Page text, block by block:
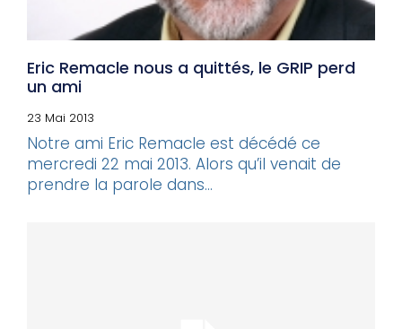
Eric Remacle nous a quittés, le GRIP perd
un ami
23 Mai 2013
Notre ami Eric Remacle est décédé ce
mercredi 22 mai 2013. Alors qu’il venait de
prendre la parole dans...